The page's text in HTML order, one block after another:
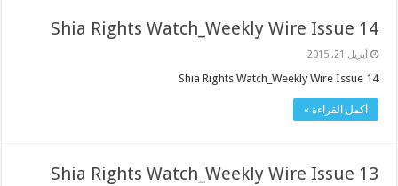
Shia Rights Watch_Weekly Wire Issue 14
أبريل 21, 2015
Shia Rights Watch_Weekly Wire Issue 14
أكمل القراءة »
Shia Rights Watch_Weekly Wire Issue 13